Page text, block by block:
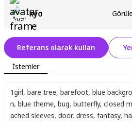
kyo
Referans olarak kullan
İstemler
1girl, bare tree, barefoot, blue
n, blue theme, bug, butterfly, closed
ached sleeves, door, dress, fantasy,